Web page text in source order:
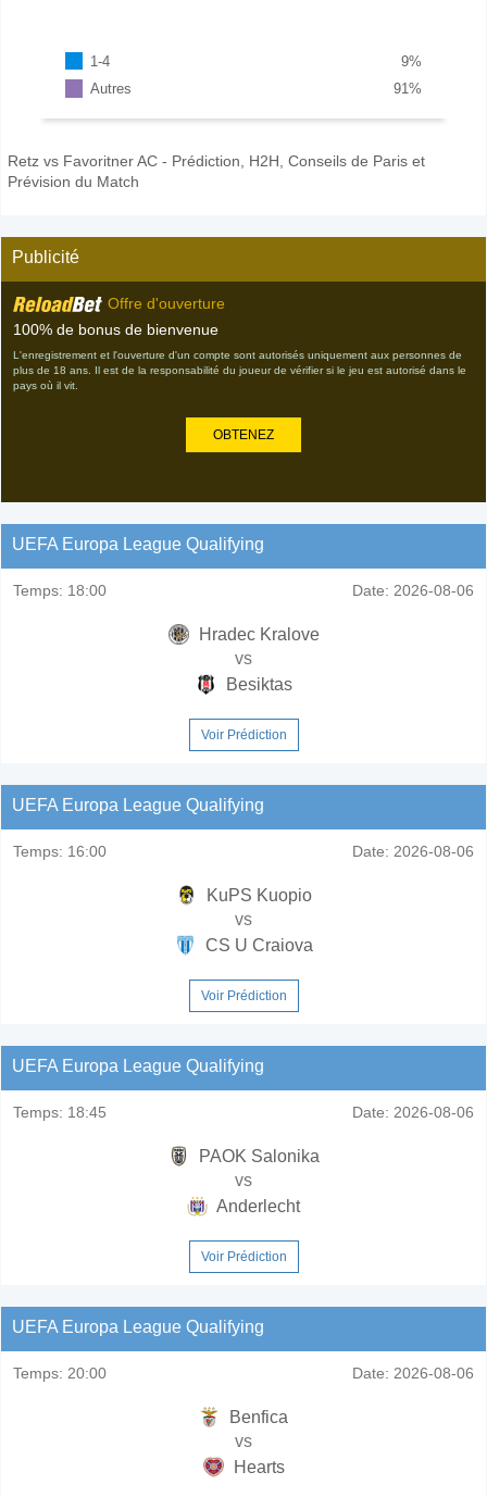
1-4 %
9
Autres
%
91
Retz vs Favoritner AC - Prédiction, H2H, Conseils de Paris et
Prévision du Match
Publicité
Offre d'ouverture
100% de bonus de bienvenue
L'enregistrement et l'ouverture d'un compte sont autorisés uniquement aux personnes de
plus de 18 ans. Il est de la responsabilité du joueur de vérifier si le jeu est autorisé dans le
pays où il vit.
OBTENEZ
UEFA Europa League Qualifying
Temps: 18:00 Date: 2026-08-06
Hradec Kralove
vs
Besiktas
Voir Prédiction
UEFA Europa League Qualifying
Temps: 16:00 Date: 2026-08-06
KuPS Kuopio
vs
CS U Craiova
Voir Prédiction
UEFA Europa League Qualifying
Temps: 18:45 Date: 2026-08-06
PAOK Salonika
vs
Anderlecht
Voir Prédiction
UEFA Europa League Qualifying
Temps: 20:00 Date: 2026-08-06
Benfica
vs
Hearts